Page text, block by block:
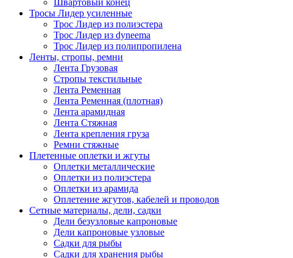
Швартовый конец
Тросы Лидер усиленные
Трос Лидер из полиэстера
Трос Лидер из dyneema
Трос Лидер из полипропилена
Ленты, стропы, ремни
Лента Грузовая
Стропы текстильные
Лента Ременная
Лента Ременная (плотная)
Лента арамидная
Лента Стяжная
Лента крепления груза
Ремни стяжные
Плетенные оплетки и жгуты
Оплетки металлические
Оплетки из полиэстера
Оплетки из арамида
Оплетение жгутов, кабелей и проводов
Сетные материалы, дели, садки
Дели безузловые капроновые
Дели капроновые узловые
Садки для рыбы
Садки для хранения рыбы